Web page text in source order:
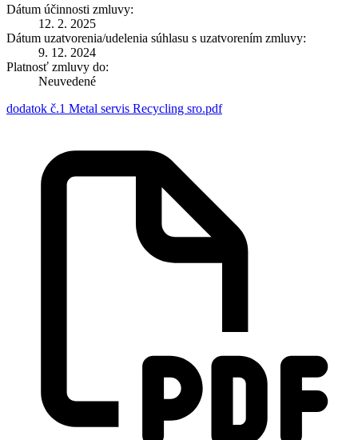
Dátum účinnosti zmluvy:
12. 2. 2025
Dátum uzatvorenia/udelenia súhlasu s uzatvorením zmluvy:
9. 12. 2024
Platnosť zmluvy do:
Neuvedené
dodatok č.1 Metal servis Recycling sro.pdf